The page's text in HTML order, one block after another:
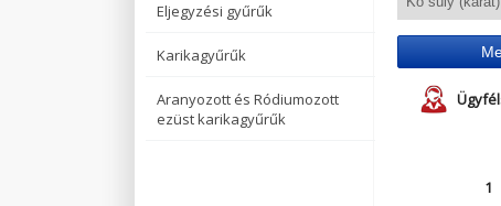
Eljegyzési gyűrűk
Karikagyűrűk
Aranyozott és Ródiumozott
ezüst karikagyűrűk
1